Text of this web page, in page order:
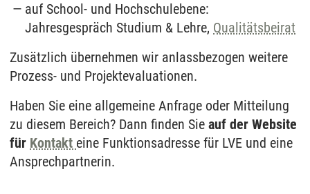
auf School- und Hochschulebene:
Jahresgespräch Studium & Lehre, Qualitätsbeirat
Zusätzlich übernehmen wir anlassbezogen weitere
Prozess- und Projektevaluationen.
Haben Sie eine allgemeine Anfrage oder Mitteilung
zu diesem Bereich? Dann finden Sie auf der Website
für Kontakt eine Funktionsadresse für LVE und eine
Ansprechpartnerin.